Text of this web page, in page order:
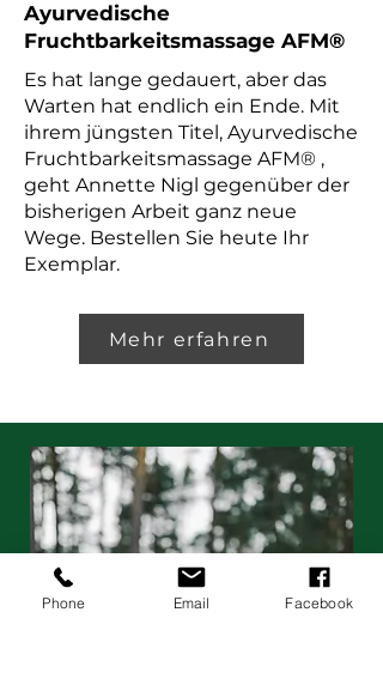
Ayurvedische
Fruchtbarkeitsmassage AFM®
Es hat lange gedauert, aber das
Warten hat endlich ein Ende. Mit
ihrem jüngsten Titel, Ayurvedische
Fruchtbarkeitsmassage AFM® ,
geht Annette Nigl gegenüber der
bisherigen Arbeit ganz neue
Wege. Bestellen Sie heute Ihr
Exemplar.
Mehr erfahren
Phone Email Facebook